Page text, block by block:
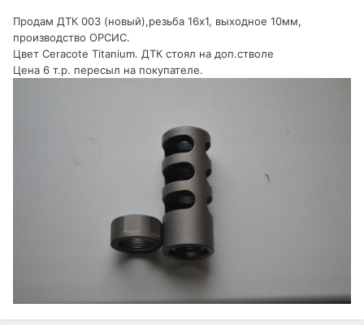
Продам ДТК 003 (новый),резьба 16х1, выходное 10мм,
производство ОРСИС.
Цвет Ceracote Titanium. ДТК стоял на доп.стволе
Цена 6 т.р. пересыл на покупателе.